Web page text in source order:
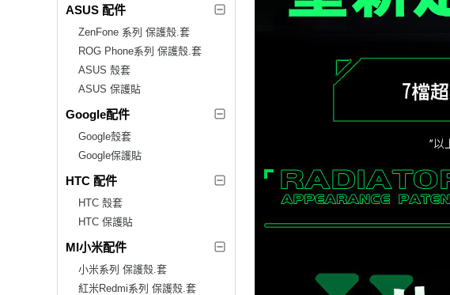
ASUS 配件
ZenFone 系列 保護殼.套
ROG Phone系列 保護殼.套
ASUS 殼套
ASUS 保護貼
Google配件
Google殼套
Google保護貼
HTC 配件
HTC 殼套
HTC 保護貼
MI小米配件
小米系列 保護殼.套
紅米Redmi系列 保護殼.套